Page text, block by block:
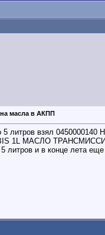
масла в АКПП
литров взял 0450000140
1L МАСЛО
литров и в конце лета